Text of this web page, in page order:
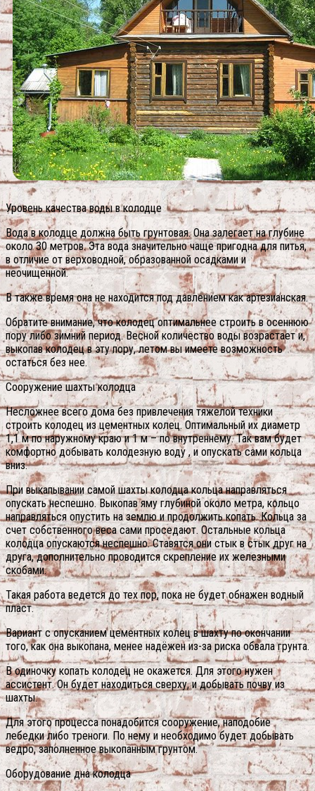
Уровень качества воды в колодце
Вода в колодце должна быть грунтовая. Она залегает на глубине
около 30 метров. Эта вода значительно чаще пригодна для питья,
в отличие от верховодной, образованной осадками и
неочищенной.
В также время она не находится под давлением как артезианская.
Обратите внимание, что колодец оптимальнее строить в осеннюю
пору либо зимний период. Весной количество воды возрастает и,
выкопав колодец в эту пору, летом вы имеете возможность
остаться без нее.
Сооружение шахты колодца
Несложнее всего дома без привлечения тяжелой техники
строить колодец из цементных колец. Оптимальный их диаметр
1,1 м по наружному краю и 1 м – по внутреннему. Так вам будет
комфортно добывать колодезную воду , и опускать сами кольца
вниз.
При выкапывании самой шахты колодца кольца направляться
опускать неспешно. Выкопав яму глубиной около метра, кольцо
направляться опустить на землю и продолжить копать. Кольца за
счет собственного веса сами проседают. Остальные кольца
колодца опускаются неспешно. Ставятся они стык в стык друг на
друга, дополнительно проводится скрепление их железными
скобами.
Такая работа ведется до тех пор, пока не будет обнажен водный
пласт.
Вариант с опусканием цементных колец в шахту по окончании
того, как она выкопана, менее надёжен из-за риска обвала грунта.
В одиночку копать колодец не окажется. Для этого нужен
ассистент. Он будет находиться сверху, и добывать почву из
шахты.
Для этого процесса понадобится сооружение, наподобие
лебедки либо треноги. По нему и необходимо будет добывать
ведро, заполненное выкопанным грунтом.
Оборудование дна колодца